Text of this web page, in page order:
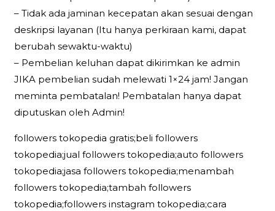
– Tidak ada jaminan kecepatan akan sesuai dengan
deskripsi layanan (Itu hanya perkiraan kami, dapat
berubah sewaktu-waktu)
– Pembelian keluhan dapat dikirimkan ke admin
JIKA pembelian sudah melewati 1×24 jam! Jangan
meminta pembatalan! Pembatalan hanya dapat
diputuskan oleh Admin!
followers tokopedia gratis;beli followers
tokopedia;jual followers tokopedia;auto followers
tokopedia;jasa followers tokopedia;menambah
followers tokopedia;tambah followers
tokopedia;followers instagram tokopedia;cara